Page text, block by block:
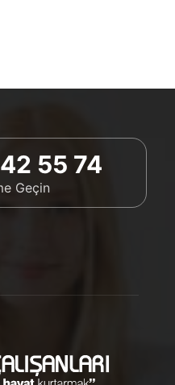
55 74
Geçin